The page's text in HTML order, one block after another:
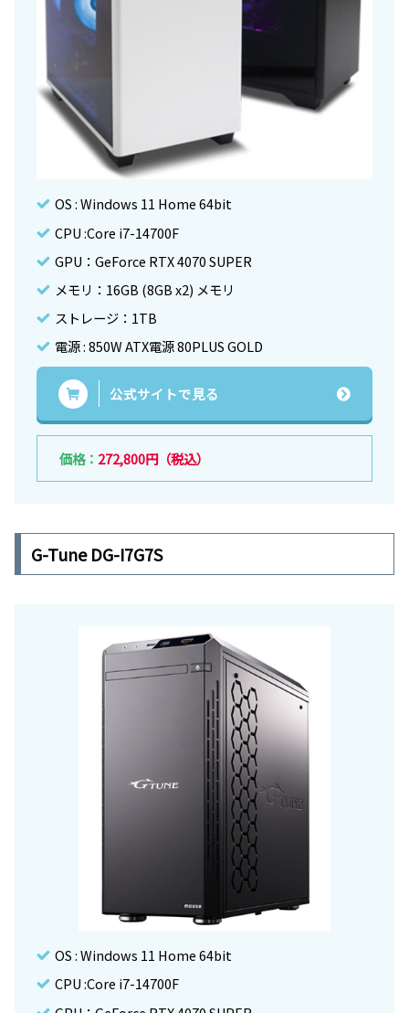
OS : Windows 11 Home 64bit
CPU :Core i7-14700F
GPU：GeForce RTX 4070 SUPER
メモリ：16GB (8GB x2) メモリ
ストレージ：1TB
電源 : 850W ATX電源 80PLUS GOLD
公式サイトで見る
価格： 272,800円（税込）
G-Tune DG-I7G7S
OS : Windows 11 Home 64bit
CPU :Core i7-14700F